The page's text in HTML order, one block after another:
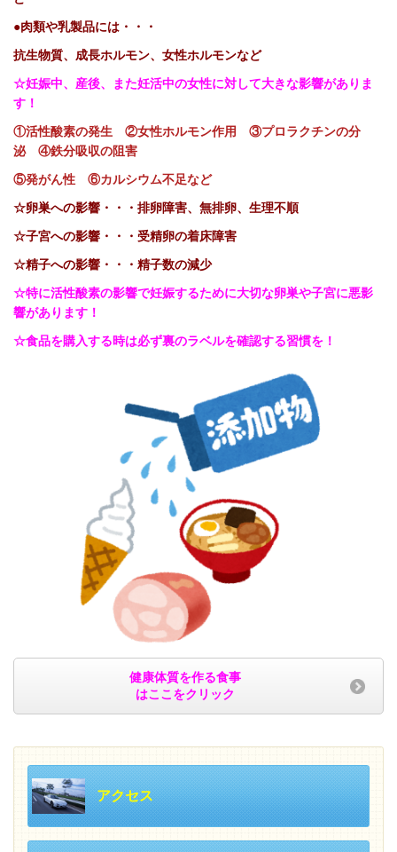
●肉類や乳製品には・・・
抗生物質、成長ホルモン、女性ホルモンなど
☆妊娠中、産後、また妊活中の女性に対して大きな影響がありま
す！
①活性酸素の発生 ②女性ホルモン作用 ③プロラクチンの分
泌 ④鉄分吸収の阻害
⑤発がん性 ⑥カルシウム不足など
☆卵巣への影響・・・排卵障害、無排卵、生理不順
☆子宮への影響・・・受精卵の着床障害
☆精子への影響・・・精子数の減少
☆特に活性酸素の影響で妊娠するために大切な卵巣や子宮に悪影
響があります！
☆食品を購入する時は必ず裏のラベルを確認する習慣を！
健康体質を作る食事
はここをクリック
アクセス